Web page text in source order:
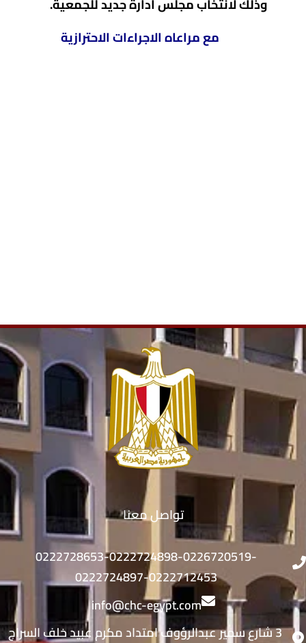
مع مراعاه الاجراءات الاحترازية
تواصل معنا
0222728653-0222724898-0226720519-
0222724897-0222712453
info@chc-egypt.com
3 شارع سمير عبدالرؤوف امتداد مكرم عبيد خلف السراج